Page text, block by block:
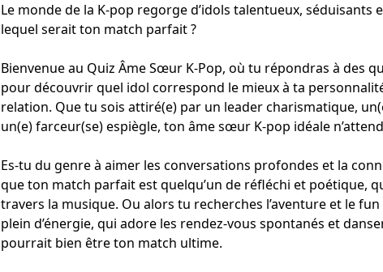
Le monde de la K-pop regorge d’idols talentueux,
lequel serait ton match parfait ?
Bienvenue au Quiz Âme Sœur K-Pop, où tu répondras à des
pour découvrir quel idol correspond le mieux à ta
relation. Que tu sois attiré(e) par un leader charismatique,
un(e) farceur(se) espiègle, ton âme sœur K-pop idéale
Es-tu du genre à aimer les conversations profondes et la
que ton match parfait est quelqu’un de réfléchi et poétique,
travers la musique. Ou alors tu recherches l’aventure et le
plein d’énergie, qui adore les rendez-vous spontanés et
pourrait bien être ton match ultime.